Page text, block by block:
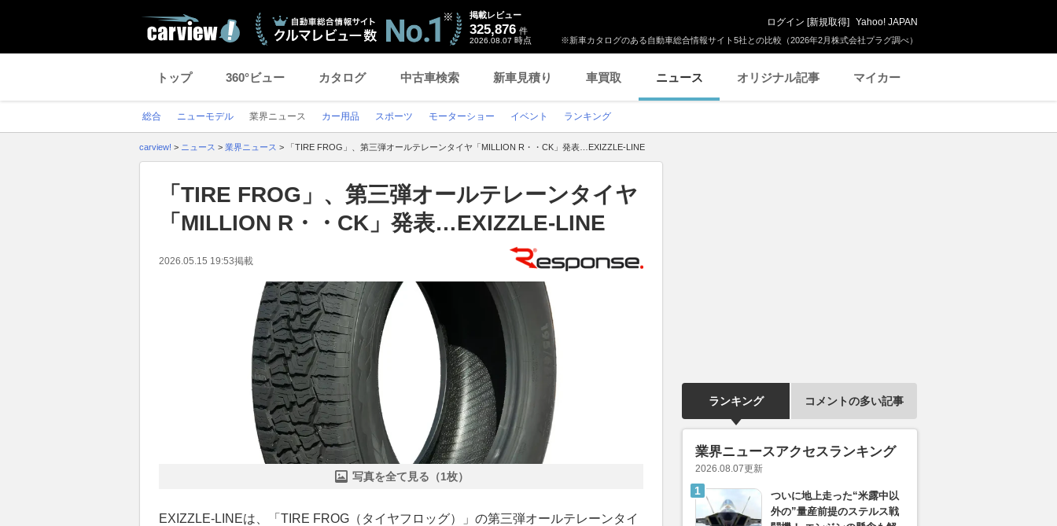
※新車カタログのある自動車総合情報サイト5社との比較（2026年2月株式会社プラグ調べ）
掲載レビュー
325,876 件
2026.08.07 時点
ログイン [新規取得] Yahoo! JAPAN
トップ 360°ビュー カタログ 中古車検索 新車見積り 車買取 ニュース オリジナル記事 マイカー
総合 ニューモデル 業界ニュース カー用品 スポーツ モーターショー イベント ランキング
carview! > ニュース > 業界ニュース > 「TIRE FROG」、第三弾オールテレーンタイヤ「MILLION R・・CK」発表…EXIZZLE-LINE
「TIRE FROG」、第三弾オールテレーンタイヤ
「MILLION R・・CK」発表…EXIZZLE-LINE
2026.05.15 19:53掲載
写真を全て見る（1枚）
EXIZZLE-LINEは、「TIRE FROG（タイヤフロッグ）」の第三弾オールテレーンタイ
ランキング コメントの多い記事
業界ニュースアクセスランキング
2026.08.07更新
ついに地上走った“米露中以
外の”量産前提のステルス戦